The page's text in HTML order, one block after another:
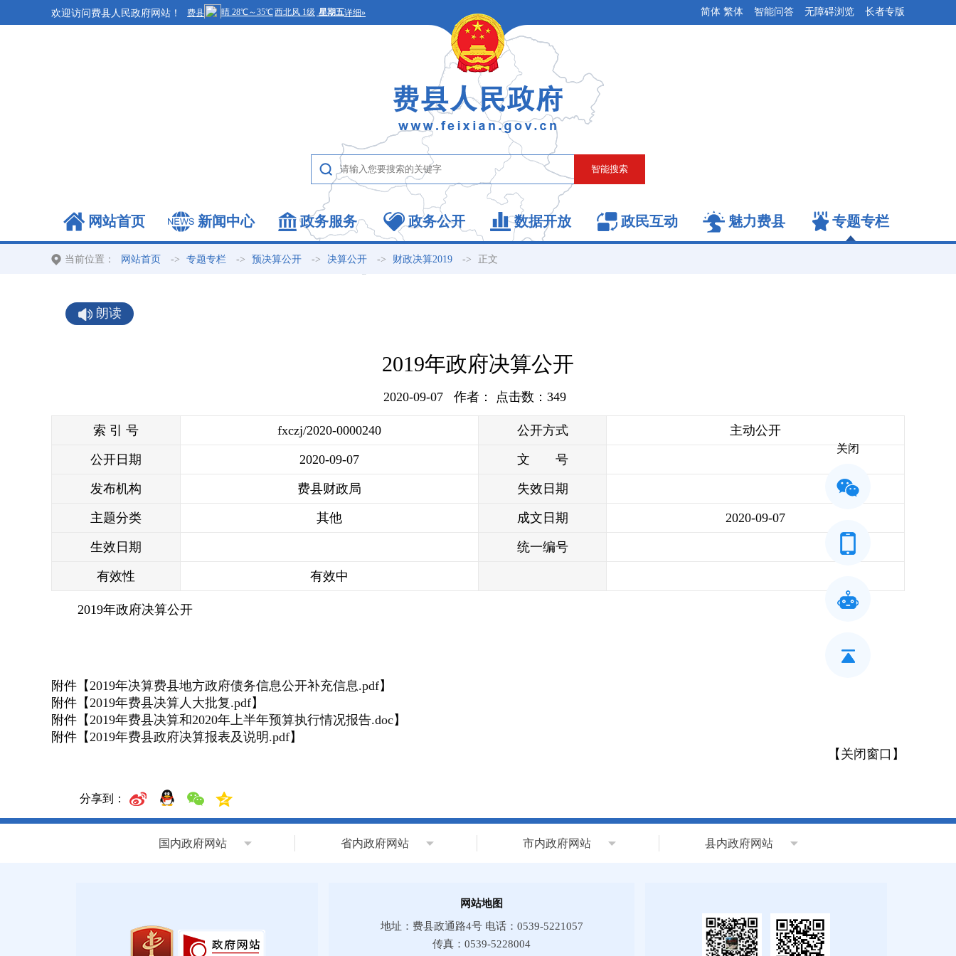
欢迎访问费县人民政府网站！ 智能问答 无障碍浏览 长者专版
简体 繁体
网站首页 新闻中心 政务服务 政务公开 数据开放 政民互动 魅力费县 专题专栏
当前位置： 网站首页 -> 专题专栏 -> 预决算公开 -> 决算公开 -> 财政决算2019 -> 正文
朗读
2019年政府决算公开
2020-09-07 作者： 点击数： 349
索 引 号 fxczj/2020-0000240 公开方式 主动公开
公开日期 2020-09-07 文 号
发布机构 费县财政局 失效日期
主题分类 其他 成文日期 2020-09-07
生效日期 统一编号
有效性 有效中
2019年政府决算公开
附件【2019年决算费县地方政府债务信息公开补充信息.pdf】
附件【2019年费县决算人大批复.pdf】
附件【2019年费县决算和2020年上半年预算执行情况报告.doc】
附件【2019年费县政府决算报表及说明.pdf】
【 关闭窗口 】
分享到：
国内政府网站 省内政府网站 市内政府网站 县内政府网站
网站地图
地址：费县政通路4号 电话：0539-5221057
传真：0539-5228004
关闭